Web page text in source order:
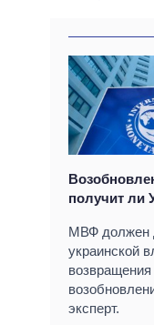
получит ли
МВФ должен
украинской
возвращения
эксперт.